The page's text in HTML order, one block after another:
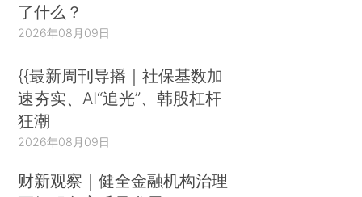
了什么？
2026年08月09日
{{最新周刊导播｜社保基数加
速夯实、AI“追光”、韩股杠杆
狂潮
2026年08月09日
财新观察｜健全金融机构治理